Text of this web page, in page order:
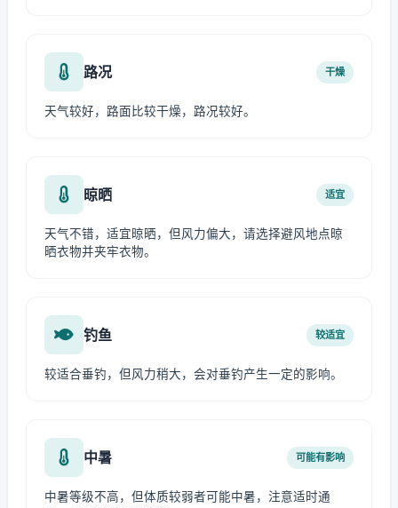
路况 干燥
天气较好，路面比较干燥，路况较好。
晾晒 适宜
天气不错，适宜晾晒，但风力偏大，请选择避风地点晾
晒衣物并夹牢衣物。
钓鱼 较适宜
较适合垂钓，但风力稍大，会对垂钓产生一定的影响。
中暑 可能有影响
中暑等级不高，但体质较弱者可能中暑，注意适时通